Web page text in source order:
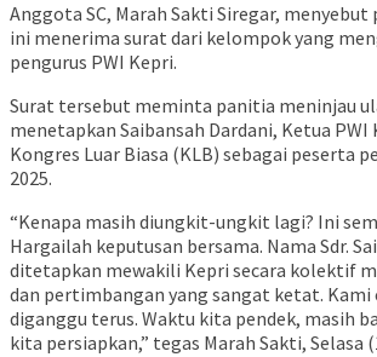
Anggota SC, Marah Sakti Siregar,
ini menerima surat dari kelompok yang
pengurus PWI Kepri.
Surat tersebut meminta panitia meninjau
menetapkan Saibansah Dardani, Ketua PWI
Kongres Luar Biasa (KLB) sebagai peserta
2025.
“Kenapa masih diungkit-ungkit lagi? Ini
Hargailah keputusan bersama. Nama Sdr.
ditetapkan mewakili Kepri secara kolektif
dan pertimbangan yang sangat ketat. Kami
diganggu terus. Waktu kita pendek, masih
kita persiapkan,” tegas Marah Sakti, Selasa